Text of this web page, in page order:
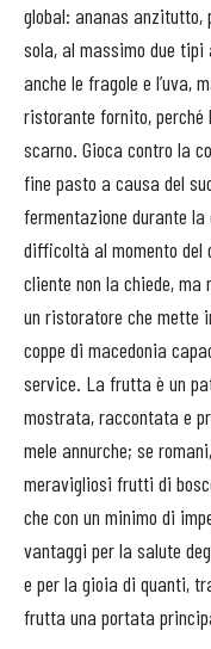
global: ananas anzitutto,
sola, al massimo due
anche le fragole e l’uva,
ristorante fornito, perché
scarno. Gioca contro la
fine pasto a causa del
fermentazione durante
difficoltà al momento del
cliente non la chiede,
un ristoratore che mette
coppe di macedonia
service. La frutta è un
mostrata, raccontata e
mele annurche; se
meravigliosi frutti di
che con un minimo di
vantaggi per la salute
e per la gioia di quanti,
frutta una portata